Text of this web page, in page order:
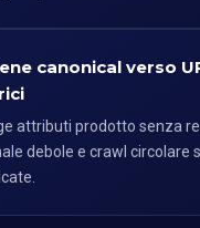
canonical verso
attributi prodotto senza
debole e crawl circolare